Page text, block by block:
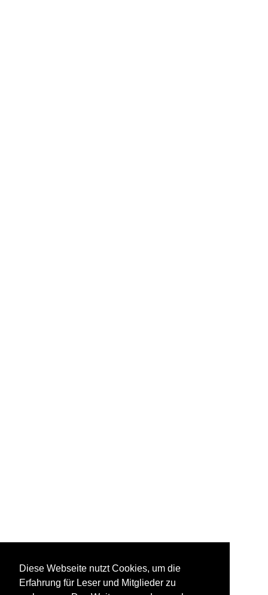
Diese Webseite nutzt Cookies, um die
Erfahrung für Leser und Mitglieder zu